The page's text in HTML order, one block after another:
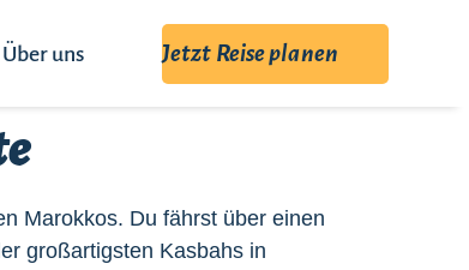
Über uns Jetzt Reise planen
Marokkos. Du fährst über einen
großartigsten Kasbahs in